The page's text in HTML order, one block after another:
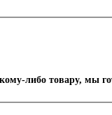
либо товару, мы